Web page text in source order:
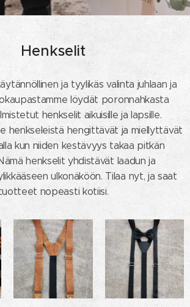
Henkselit
ja tyylikäs valinta juhlaan ja
löydät poronnahkasta
henkselit aikuisille ja lapsille.
henkseleistä hengittävät ja miellyttävät
kun niiden kestävyys takaa pitkän
henkselit yhdistävät laadun ja
ulkonäköön. Tilaa nyt, ja saat
nopeasti kotiisi.